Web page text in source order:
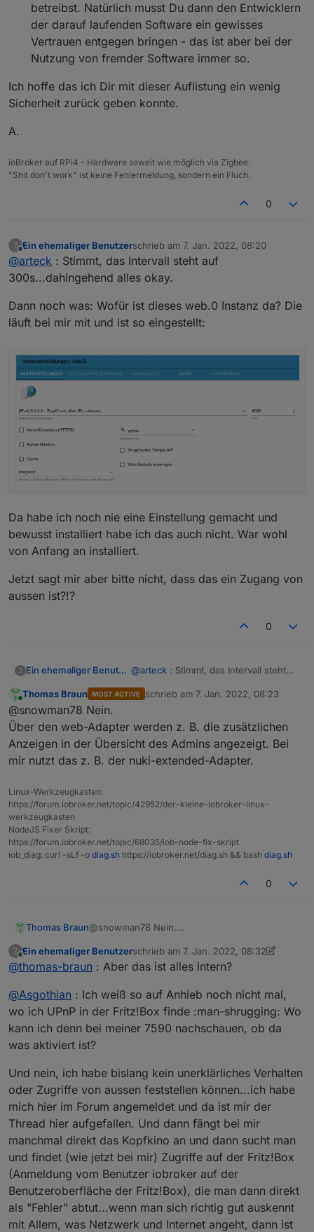
betreibst. Natürlich musst Du dann den Entwicklern
der darauf laufenden Software ein gewisses
Vertrauen entgegen bringen - das ist aber bei der
Nutzung von fremder Software immer so.
Ich hoffe das ich Dir mit dieser Auflistung ein wenig
Sicherheit zurück geben konnte.
A.
ioBroker auf RPi4 - Hardware soweit wie möglich via Zigbee.
"Shit don't work" ist keine Fehlermeldung, sondern ein Fluch.
0
?
Offline
Ein ehemaliger Benutzerschrieb am 7. Jan. 2022, 08:20
zuletzt editiert von
@arteck : Stimmt, das Intervall steht auf
300s...dahingehend alles okay.
Dann noch was: Wofür ist dieses web.0 Instanz da? Die
läuft bei mir mit und ist so eingestellt:
Da habe ich noch nie eine Einstellung gemacht und
bewusst installiert habe ich das auch nicht. War wohl
von Anfang an installiert.
Jetzt sagt mir aber bitte nicht, dass das ein Zugang von
aussen ist?!?
0
? Ein ehemaliger Benutzer @arteck : Stimmt, das Intervall steht
Dann noch was: Wofür ist dieses
und ist so eingestellt:
ich das auch nicht. War wohl von
Anfang an installiert.
Jetzt sagt mir aber bitte nicht, dass
das ein Zugang von aussen ist?!?
Thomas Braun MOST ACTIVE schrieb am 7. Jan. 2022, 08:23
zuletzt editiert von
@snowman78 Nein.
Über den web-Adapter werden z. B. die zusätzlichen
Anzeigen in der Übersicht des Admins angezeigt. Bei
mir nutzt das z. B. der nuki-extended-Adapter.
Linux-Werkzeugkasten:
https://forum.iobroker.net/topic/42952/der-kleine-iobroker-linux-
werkzeugkasten
NodeJS Fixer Skript:
https://forum.iobroker.net/topic/68035/iob-node-fix-skript
iob_diag: curl -sLf -o diag.sh https://iobroker.net/diag.sh && bash diag.sh
0
Thomas Braun@snowman78 Nein.
zusätzlichen Anzeigen in der Übersicht des
Admins angezeigt. Bei mir nutzt das z. B. der
?
Offline
Ein ehemaliger Benutzerschrieb am 7. Jan. 2022, 08:32
zuletzt editiert von Ein ehemaliger
@thomas-braun : Aber das ist alles intern?
@Asgothian : Ich weiß so auf Anhieb noch nicht mal,
wo ich UPnP in der Fritz!Box finde :man-shrugging: Wo
kann ich denn bei meiner 7590 nachschauen, ob da
was aktiviert ist?
Und nein, ich habe bislang kein unerklärliches Verhalten
oder Zugriffe von aussen feststellen können...ich habe
mich hier im Forum angemeldet und da ist mir der
Thread hier aufgefallen. Und dann fängt bei mir
manchmal direkt das Kopfkino an und dann sucht man
und findet (wie jetzt bei mir) Zugriffe auf der Fritz!Box
(Anmeldung vom Benutzer iobroker auf der
Benutzeroberfläche der Fritz!Box), die man dann direkt
als "Fehler" abtut...wenn man sich richtig gut auskennt
mit Allem, was Netzwerk und Internet angeht, dann ist